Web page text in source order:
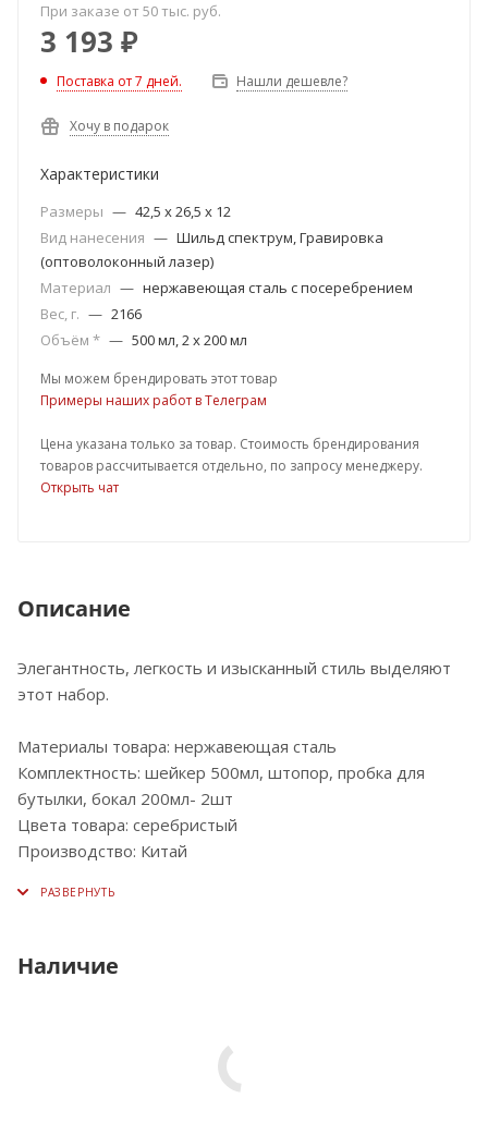
При заказе от 50 тыс. руб.
3 193 ₽
Поставка от 7 дней. Нашли дешевле?
Хочу в подарок
Характеристики
Размеры — 42,5 х 26,5 х 12
Вид нанесения — Шильд спектрум, Гравировка
(оптоволоконный лазер)
Материал — нержавеющая сталь с посеребрением
Вес, г. — 2166
Объём * — 500 мл, 2 х 200 мл
Мы можем брендировать этот товар
Примеры наших работ в Телеграм
Цена указана только за товар. Стоимость брендирования
товаров рассчитывается отдельно, по запросу менеджеру.
Открыть чат
Описание
Элегантность, легкость и изысканный стиль выделяют
этот набор.
Материалы товара: нержавеющая cталь
Комплектность: шейкер 500мл, штопор, пробка для
бутылки, бокал 200мл- 2шт
Цвета товара: серебристый
Производство: Китай
Наличие